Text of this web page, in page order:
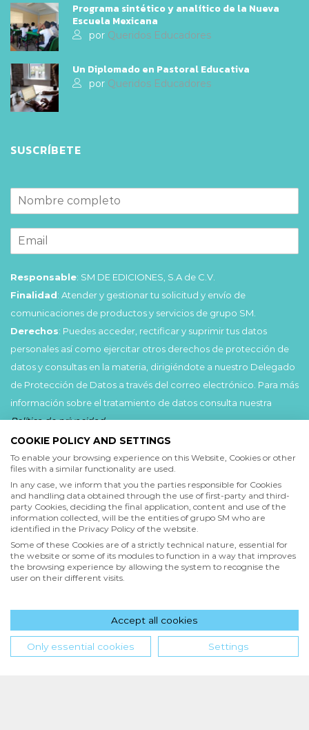
Programa sintético y analítico de la Nueva
Escuela Mexicana
por Queridos Educadores
Un Diplomado en Pastoral Educativa
por Queridos Educadores
SUSCRÍBETE
Responsable: SM DE EDICIONES, S.A de C.V.
Finalidad: Atender y gestionar tu solicitud y envío de
comunicaciones de productos y servicios de grupo SM.
Derechos: Puedes acceder, rectificar y suprimir tus datos
personales así como ejercitar otros derechos de protección de
datos y consultas en la materia, dirigiéndote a nuestro Delegado
de Protección de Datos a través del correo electrónico. Para más
información sobre el tratamiento de datos consulta nuestra
Política de privacidad.
He leído y acepto lasCondiciones de uso
Política de privacidad
Acepto
Deseo recibir comunicaciones comerciales de grupo SM
Enviar
Hola! ¿en qué podemos ayudarte?
COOKIE POLICY AND SETTINGS
To enable your browsing experience on this Website, Cookies or other
files with a similar functionality are used.
In any case, we inform that you the parties responsible for Cookies
and handling data obtained through the use of first-party and third-
party Cookies, deciding the final application, content and use of the
information collected, will be the entities of grupo SM who are
identified in the Privacy Policy of the website.
Some of these Cookies are of a strictly technical nature, essential for
the website or some of its modules to function in a way that improves
the browsing experience by allowing the system to recognise the
user on their different visits.
Accept all cookies
Only essential cookies Settings